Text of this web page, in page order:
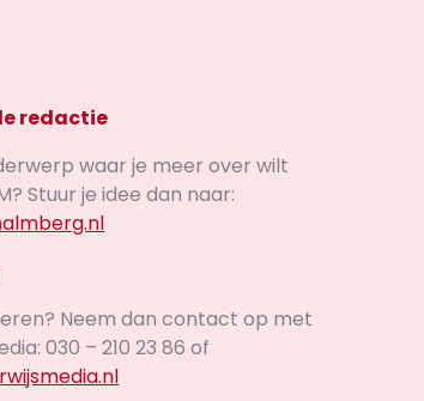
redactie
waar je meer over wilt
Stuur je idee dan naar:
Neem dan contact op met
030 – 210 23 86 of